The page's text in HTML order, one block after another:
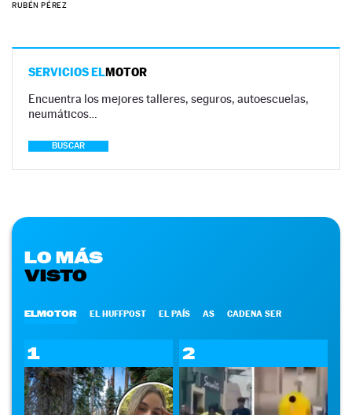
RUBÉN PÉREZ
SERVICIOS ELMOTOR
Encuentra los mejores talleres, seguros, autoescuelas,
neumáticos…
BUSCAR
LO MÁS
VISTO
ELMOTOR EL HUFFPOST EL PAÍS AS CADENA SER
1 2